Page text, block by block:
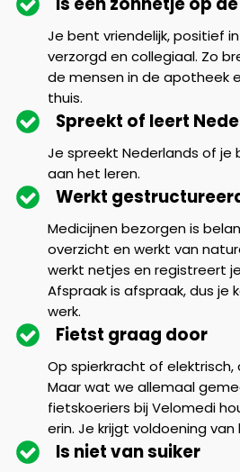
Je bent vriendelijk, positief
verzorgd en collegiaal. Zo
de mensen in de apotheek
thuis.
Spreekt of leert
Je spreekt Nederlands of
aan het leren.
Werkt
Medicijnen bezorgen is
overzicht en werkt van
werkt netjes en registreert
Afspraak is afspraak, dus je
werk.
Fietst graag door
Op spierkracht of
Maar wat we allemaal
fietskoeriers bij Velomedi
erin. Je krijgt voldoening van
Is niet van suiker